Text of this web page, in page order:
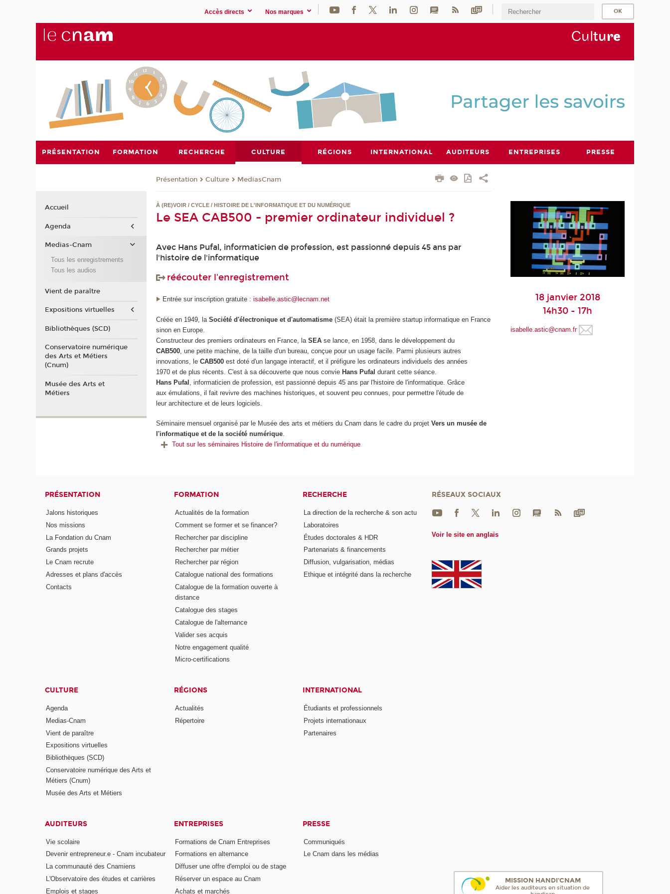
Accès directs Nos marques
Culture
PRÉSENTATION FORMATION RECHERCHE CULTURE RÉGIONS INTERNATIONAL AUDITEURS ENTREPRISES PRESSE
Présentation Culture MediasCnam
À (RE)VOIR / CYCLE / HISTOIRE DE L'INFORMATIQUE ET DU NUMÉRIQUE
Le SEA CAB500 - premier ordinateur individuel ?
Avec Hans Pufal, informaticien de profession, est passionné depuis 45 ans par
l'histoire de l'informatique
réécouter l'enregistrement
Entrée sur inscription gratuite :isabelle.astic@lecnam.net
Créée en 1949, laSociété d'électronique et d'automatisme (SEA) était la première startup informatique en France
sinon en Europe.
Constructeur des premiers ordinateurs en France, laSEA se lance, en 1958, dans le développement du
CAB500 , une petite machine, de la taille d'un bureau, conçue pour un usage facile. Parmi plusieurs autres
innovations, leCAB500 est doté d'un langage interactif, et il préfigure les ordinateurs individuels des années
1970 et de plus récents. C'est à sa découverte que nous convieHans Pufal durant cette séance.
Hans Pufal , informaticien de profession, est passionné depuis 45 ans par l'histoire de l'informatique. Grâce
aux émulations, il fait revivre des machines historiques, et souvent peu connues, pour permettre l'étude de
leur architecture et de leurs logiciels.
Séminaire mensuel organisé par le Musée des arts et métiers du Cnam dans le cadre du projetVers un musée de
l'informatique et de la société numérique.
Tout sur les séminaires Histoire de l'informatique et du numérique
18 janvier 2018
14h30 - 17h
isabelle.astic@cnam.fr
Accueil
Agenda
Medias-Cnam
Tous les enregistrements
Tous les audios
Vient de paraître
Expositions virtuelles
Bibliothèques (SCD)
Conservatoire numérique
des Arts et Métiers
(Cnum)
Musée des Arts et
Métiers
PRÉSENTATION
Jalons historiques
Nos missions
La Fondation du Cnam
Grands projets
Le Cnam recrute
Adresses et plans d'accès
Contacts
FORMATION
Actualités de la formation
Comment se former et se financer?
Rechercher par discipline
Rechercher par métier
Rechercher par région
Catalogue national des formations
Catalogue de la formation ouverte à
distance
Catalogue des stages
Catalogue de l'alternance
Valider ses acquis
Notre engagement qualité
Micro-certifications
RECHERCHE
La direction de la recherche & son actu
Laboratoires
Études doctorales & HDR
Partenariats & financements
Diffusion, vulgarisation, médias
Ethique et intégrité dans la recherche
CULTURE
Agenda
Medias-Cnam
Vient de paraître
Expositions virtuelles
Bibliothèques (SCD)
Conservatoire numérique des Arts et
Métiers (Cnum)
Musée des Arts et Métiers
RÉGIONS
Actualités
Répertoire
INTERNATIONAL
Étudiants et professionnels
Projets internationaux
Partenaires
AUDITEURS
Vie scolaire
Devenir entrepreneur.e - Cnam incubateur
La communauté des Cnamiens
L'Observatoire des études et carrières
Emplois et stages
ENTREPRISES
Formations de Cnam Entreprises
Formations en alternance
Diffuser une offre d'emploi ou de stage
Réserver un espace au Cnam
Achats et marchés
PRESSE
Communiqués
Le Cnam dans les médias
RÉSEAUX SOCIAUX
Voir le site en anglais
MISSION HANDI'CNAM
Aider les auditeurs en situation de